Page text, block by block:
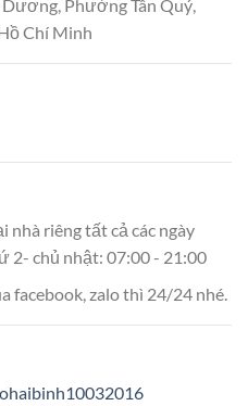
Phường Tân Quý,
Chí Minh
nhà riêng tất cả các ngày
2- chủ nhật: 07:00 - 21:00
facebook, zalo thì 24/24 nhé.